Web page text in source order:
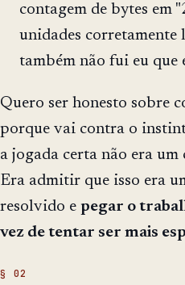
contagem de bytes em
unidades corretamente
também não fui eu que
Quero ser honesto sobre
porque vai contra o
a jogada certa não era
Era admitir que isso era
resolvido e pegar o
vez de tentar ser mais